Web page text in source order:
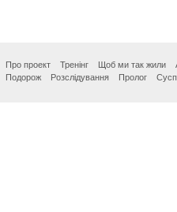
Про проект Тренінг Щоб ми так жили
Подорож
Розслідування Пролог